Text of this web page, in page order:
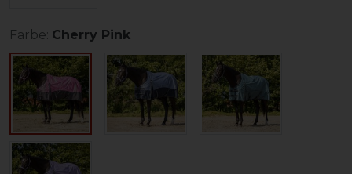
Farbe: Cherry Pink